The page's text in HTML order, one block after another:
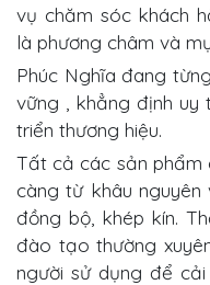
vụ chăm sóc khách
là phương châm và
Phúc Nghĩa đang
vững , khẳng định uy
triển thương hiệu.
Tất cả các sản phẩm
càng từ khâu
đồng bộ, khép kín.
đào tạo thường
người sử dụng để